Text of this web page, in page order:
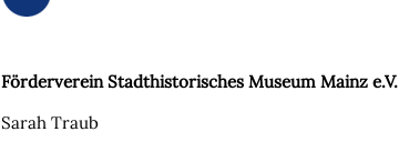
Förderverein Stadthistorisches Museum Mainz e.V.
Sarah Traub